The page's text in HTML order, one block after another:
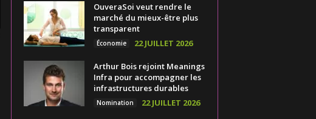
OuveraSoi veut rendre le
marché du mieux-être plus
transparent
Économie 22 JUILLET 2026
Arthur Bois rejoint Meanings
Infra pour accompagner les
infrastructures durables
Nomination 22 JUILLET 2026